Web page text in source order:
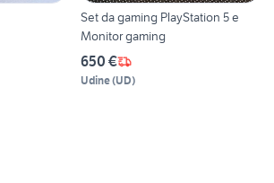
Set da gaming PlayStation 5 e
Monitor gaming
650 €
Udine(UD)